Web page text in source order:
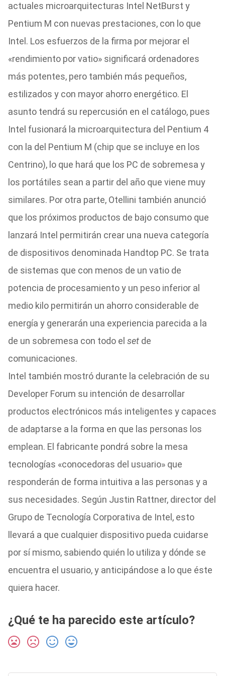
actuales microarquitecturas Intel NetBurst y
Pentium M con nuevas prestaciones, con lo que
Intel. Los esfuerzos de la firma por mejorar el
«rendimiento por vatio» significará ordenadores
más potentes, pero también más pequeños,
estilizados y con mayor ahorro energético. El
asunto tendrá su repercusión en el catálogo, pues
Intel fusionará la microarquitectura del Pentium 4
con la del Pentium M (chip que se incluye en los
Centrino), lo que hará que los PC de sobremesa y
los portátiles sean a partir del año que viene muy
similares. Por otra parte, Otellini también anunció
que los próximos productos de bajo consumo que
lanzará Intel permitirán crear una nueva categoría
de dispositivos denominada Handtop PC. Se trata
de sistemas que con menos de un vatio de
potencia de procesamiento y un peso inferior al
medio kilo permitirán un ahorro considerable de
energía y generarán una experiencia parecida a la
de un sobremesa con todo el setde
comunicaciones.
Intel también mostró durante la celebración de su
Developer Forum su intención de desarrollar
productos electrónicos más inteligentes y capaces
de adaptarse a la forma en que las personas los
emplean. El fabricante pondrá sobre la mesa
tecnologías «conocedoras del usuario» que
responderán de forma intuitiva a las personas y a
sus necesidades. Según Justin Rattner, director del
Grupo de Tecnología Corporativa de Intel, esto
llevará a que cualquier dispositivo pueda cuidarse
por sí mismo, sabiendo quién lo utiliza y dónde se
encuentra el usuario, y anticipándose a lo que éste
quiera hacer.
¿Qué te ha parecido este artículo?